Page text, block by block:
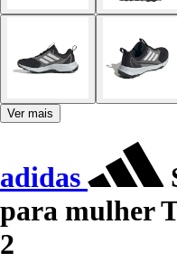
Ver mais
adidas
para mulher
2